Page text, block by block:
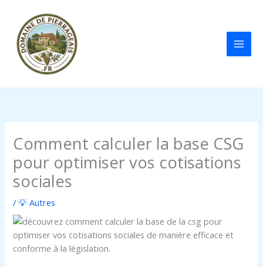
contenu
Comment calculer la base CSG
pour optimiser vos cotisations
sociales
/💡 Autres